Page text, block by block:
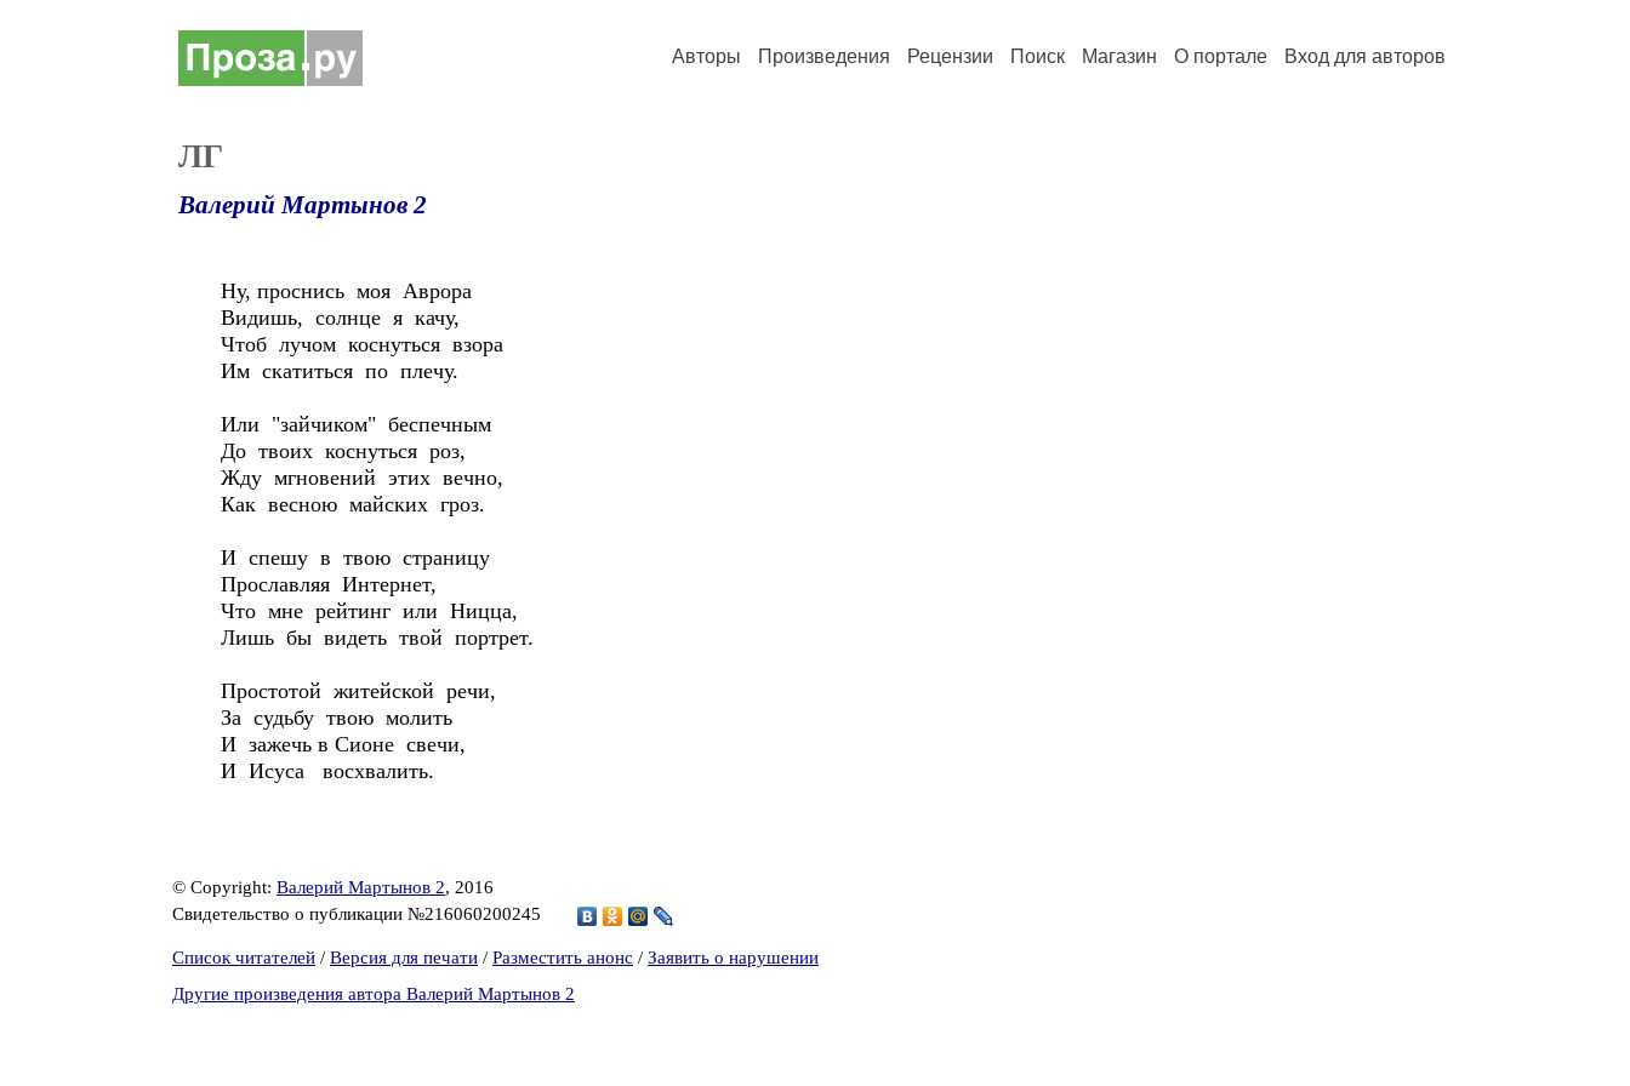
Авторы Произведения Рецензии Поиск Магазин О портале Вход для авторов
ЛГ
Валерий Мартынов 2
Ну, проснись моя Аврора
Видишь, солнце я качу,
Чтоб лучом коснуться взора
Им скатиться по плечу.
Или "зайчиком" беспечным
До твоих коснуться роз,
Жду мгновений этих вечно,
Как весною майских гроз.
И спешу в твою страницу
Прославляя Интернет,
Что мне рейтинг или Ницца,
Лишь бы видеть твой портрет.
Простотой житейской речи,
За судьбу твою молить
И зажечь в Сионе свечи,
И Исуса восхвалить.
© Copyright: Валерий Мартынов 2, 2016
Свидетельство о публикации №216060200245
Список читателей / Версия для печати / Разместить анонс / Заявить о нарушении
Другие произведения автора Валерий Мартынов 2